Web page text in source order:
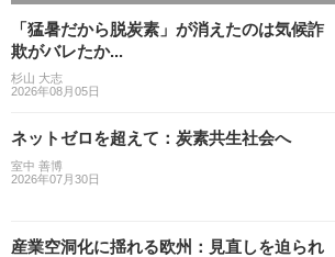
「猛暑だから脱炭素」が消えたのは気候詐
欺がバレたか...
杉山 大志
2026年08月05日
ネットゼロを超えて：炭素共生社会へ
室中 善博
2026年07月30日
産業空洞化に揺れる欧州：見直しを迫られ